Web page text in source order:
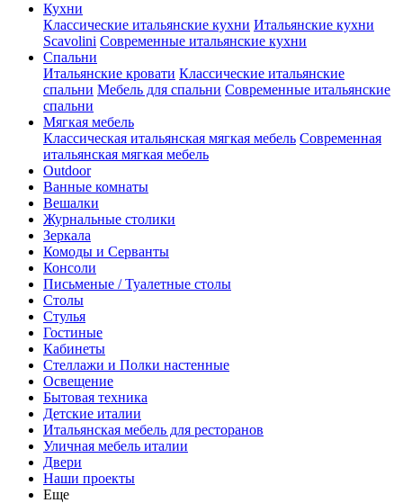
Кухни
Классические итальянские кухни Итальянские кухни
Scavolini Современные итальянские кухни
Спальни
Итальянские кровати Классические итальянские
спальни Мебель для спальни Современные итальянские
спальни
Мягкая мебель
Классическая итальянская мягкая мебель Современная
итальянская мягкая мебель
Outdoor
Ванные комнаты
Вешалки
Журнальные столики
Зеркала
Комоды и Серванты
Консоли
Письменые / Туалетные столы
Столы
Стулья
Гостиные
Кабинеты
Стеллажи и Полки настенные
Освещение
Бытовая техника
Детские италии
Итальянская мебель для ресторанов
Уличная мебель италии
Двери
Наши проекты
Еще